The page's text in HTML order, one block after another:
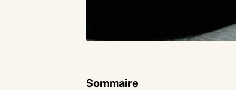
Sommaire